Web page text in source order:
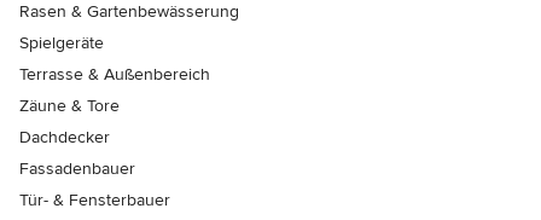
Rasen & Gartenbewässerung
Spielgeräte
Terrasse & Außenbereich
Zäune & Tore
Dachdecker
Fassadenbauer
Tür- & Fensterbauer